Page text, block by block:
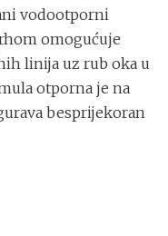
vodootporni
omogućuje
linija uz rub oka u
otporna je na
besprijekoran